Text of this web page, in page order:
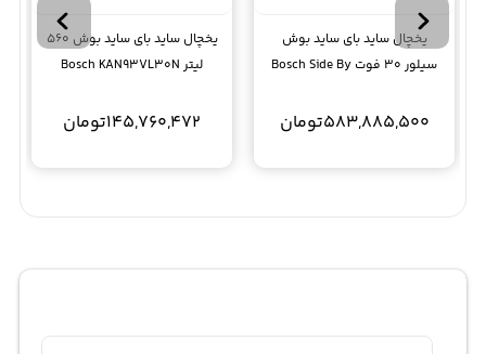
یخچال ساید بای ساید بوش
سیلور 30 فوت Bosch Side By
583,885,500تومان
یخچال ساید بای ساید بوش 560
لیتر Bosch KAN93VL30N
145,760,472تومان